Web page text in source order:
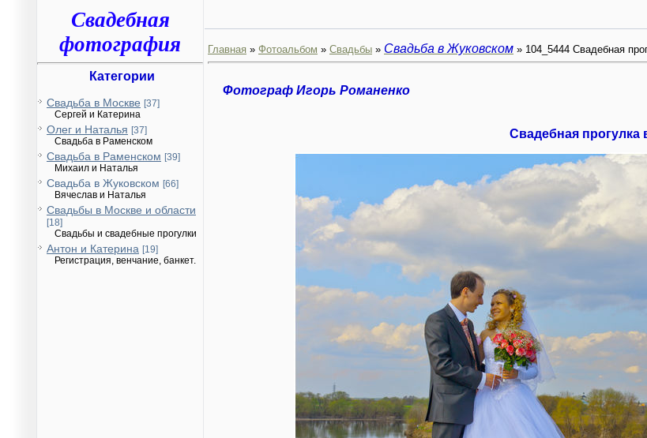
Свадебная
фотография
Категории
Свадьба в Москве [37]
Сергей и Катерина
Олег и Наталья [37]
Свадьба в Раменском
Свадьба в Раменском [39]
Михаил и Наталья
Свадьба в Жуковском [66]
Вячеслав и Наталья
Свадьбы в Москве и области
[18]
Свадьбы и свадебные прогулки
Антон и Катерина [19]
Регистрация, венчание, банкет.
Главная » Фотоальбом » Свадьбы » Свадьба в Жуковском » 104_5444 Свадебная
Фотограф Игорь Романенко
Свадебная прогулка